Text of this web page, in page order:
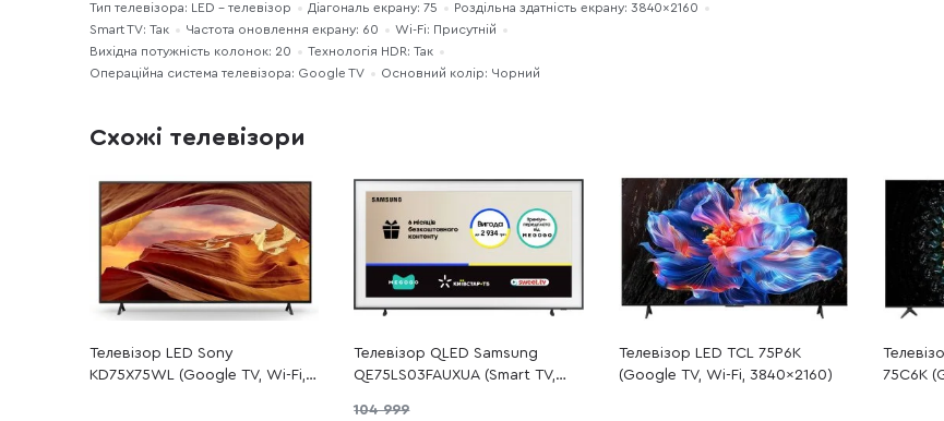
Тип телевізора: LED - телевізор Діагональ екрану: 75
Роздільна здатність екрану: 3840×2160
Smart TV: Так
Частота оновлення екрану: 60
Wi-Fi: Присутній
Вихідна потужність колонок: 20
Технологія HDR: Так
Операційна система телевізора: Google TV
Основний колір: Чорний
Схожі телевізори
Телевізор LED Sony
KD75X75WL (Google TV, Wi-Fi,
Телевізор QLED Samsung
QE75LS03FAUXUA (Smart TV,
104 999
Телевізор LED TCL 75P6K
(Google TV, Wi-Fi, 3840x2160)
75C6K